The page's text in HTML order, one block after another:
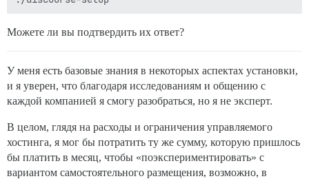
Можете ли вы подтвердить их ответ?
У меня есть базовые знания в некоторых аспектах установки,
и я уверен, что благодаря исследованиям и общению с
каждой компанией я смогу разобраться, но я не эксперт.
В целом, глядя на расходы и ограничения управляемого
хостинга, я мог бы потратить ту же сумму, которую пришлось
бы платить в месяц, чтобы «поэкспериментировать» с
вариантом самостоятельного размещения, возможно, в